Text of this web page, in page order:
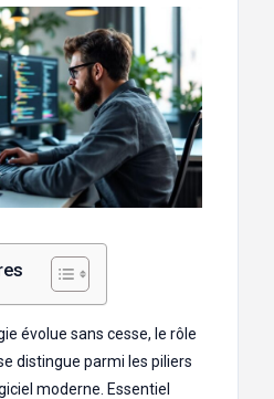
évolue sans cesse, le rôle
distingue parmi les piliers
moderne. Essentiel